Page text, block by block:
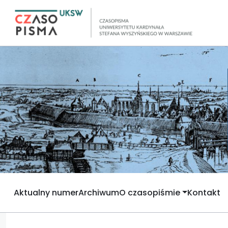
Aktualny numerArchiwumO czasopiśmie Kontakt